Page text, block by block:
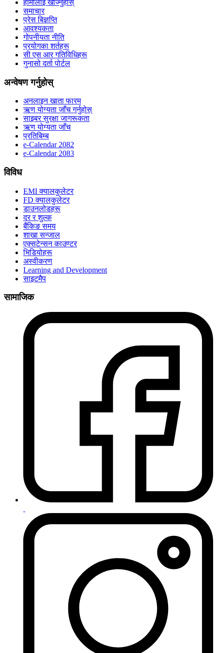
हामीलाई खोज्नुहोस्
समाचार
प्रेस बिज्ञप्ति
आवश्यकता
गोपनीयता नीति
प्रयोगका शर्तहरू
सी एस आर गतिविधिहरू
गुनासो दर्ता पोर्टल
अन्वेषण गर्नुहोस्
अनलाइन खाता फारम
ऋण योग्यता जाँच गर्नुहोस्
साइबर सुरक्षा जागरूकता
ऋण योग्यता जाँच
प्रतिबिम्ब
e-Calendar 2082
e-Calendar 2083
विविध
EMI क्यालकुलेटर
FD क्यालकुलेटर
डाउनलोडहरू
दर र शुल्क
बैंकिङ समय
शाखा सन्जाल
एक्सटेन्सन काउण्टर
भिडियोहरू
अस्वीकरण
Learning and Development
साइटमैप
सामाजिक